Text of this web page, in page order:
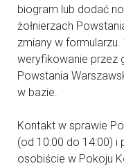
biogram lub dodać
żołnierzach
zmiany w
weryfikowanie przez
Powstania
w bazie.
Kontakt w sprawie
(od 10:00 do 14:00) i
osobiście w Pokoju